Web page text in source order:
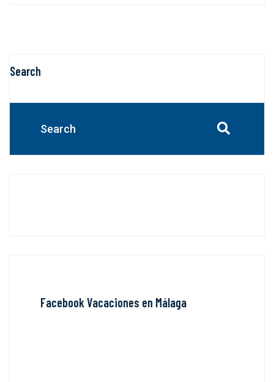
Search
Facebook Vacaciones en Málaga